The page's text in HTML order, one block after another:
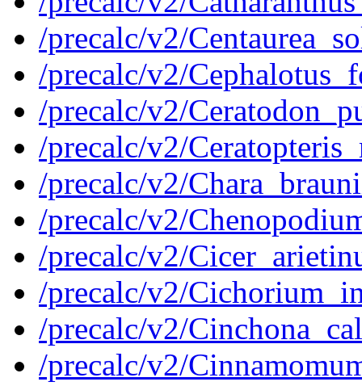
/precalc/v2/
/precalc/v2/
/precalc/v2/
/precalc/v2/
/precalc/v2/
/precalc/v2/
/precalc/v2/
/precalc/v2/
/precalc/v2/
/precalc/v2/